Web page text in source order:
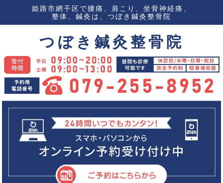
姫路市網干区で腰痛、肩こり、坐骨神経痛、
整体、鍼灸は、つぼき鍼灸整骨院
つぼき鍼灸整骨院